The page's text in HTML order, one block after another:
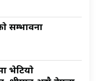
सम्भावना
भेटियाे